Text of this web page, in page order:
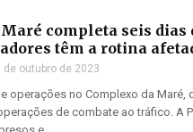
completa seis dias
têm a rotina
de outubro de 2023
operações no Complexo da
de combate ao tráfico. A